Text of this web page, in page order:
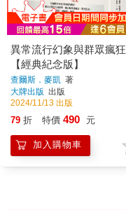
異常流行幻象與群眾瘋狂
【經典紀念版】
查爾斯．麥凱 著
大牌出版 出版
2024/11/13 出版
79 折 特價 490 元
加入購物車